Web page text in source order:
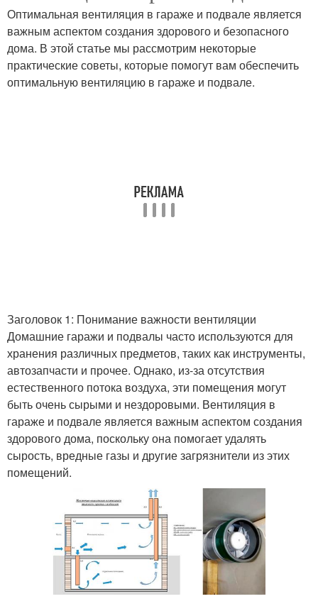
Естественная
вентиляция
Принудительная
вентиляция
Система в гараже Влажность в гараже
Гараж под домом Каналы в гараже
Вещества в гараже Гараж с подвалом
Неправильная
вентиляция
Оборудование в гараже
Оптимальная вентиляция в гараже и подвале является
важным аспектом создания здорового и безопасного
дома. В этой статье мы рассмотрим некоторые
практические советы, которые помогут вам обеспечить
оптимальную вентиляцию в гараже и подвале.
Заголовок 1: Понимание важности вентиляции
Домашние гаражи и подвалы часто используются для
хранения различных предметов, таких как инструменты,
автозапчасти и прочее. Однако, из-за отсутствия
естественного потока воздуха, эти помещения могут
быть очень сырыми и нездоровыми. Вентиляция в
гараже и подвале является важным аспектом создания
здорового дома, поскольку она помогает удалять
сырость, вредные газы и другие загрязнители из этих
помещений.